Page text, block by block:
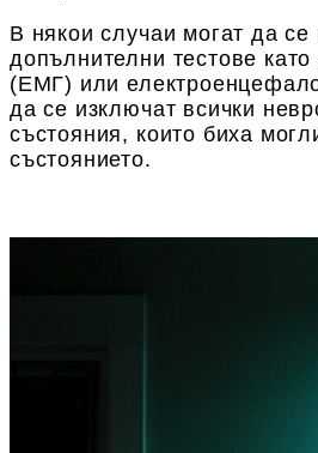
В някои случаи могат да се
допълнителни тестове
(ЕМГ) или
да се изключат всички
състояния, които биха
състоянието.